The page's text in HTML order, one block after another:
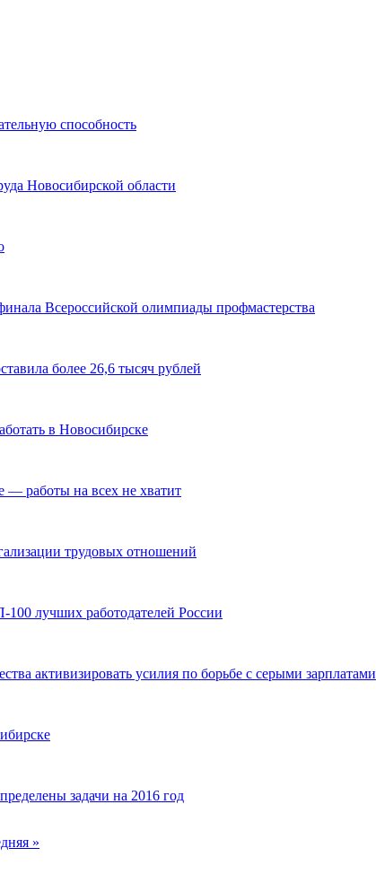
способность
Новосибирской области
Всероссийской олимпиады профмастерства
более 26,6 тысяч рублей
в Новосибирске
— работы на всех не хватит
трудовых отношений
лучших работодателей России
активизировать усилия по борьбе с серыми зарплатами
задачи на 2016 год
»